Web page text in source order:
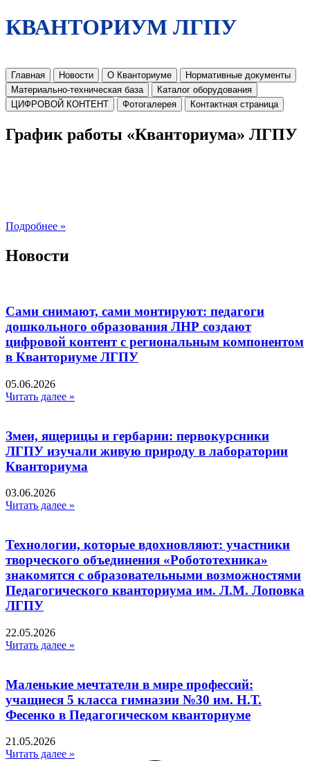
КВАНТОРИУМ ЛГПУ
Главная Новости О Кванториуме
Нормативные документы
Материально-техническая база
Каталог оборудования
ЦИФРОВОЙ КОНТЕНТ
Фотогалерея Контактная страница
График работы «Кванториума» ЛГПУ
Подробнее »
Новости
Сами снимают, сами монтируют: педагоги
дошкольного образования ЛНР создают
цифровой контент с региональным компонентом
в Кванториуме ЛГПУ​
05.06.2026
Читать далее »
Змеи, ящерицы и гербарии: первокурсники
ЛГПУ изучали живую природу в лаборатории
Кванториума
03.06.2026
Читать далее »
Технологии, которые вдохновляют: участники
творческого объединения «Робототехника»
знакомятся с образовательными возможностями
Педагогического кванториума им. Л.М. Лоповка
ЛГПУ
22.05.2026
Читать далее »
Маленькие мечтатели в мире профессий:
учащиеся 5 класса гимназии №30 им. Н.Т.
Фесенко в Педагогическом кванториуме
21.05.2026
Читать далее »